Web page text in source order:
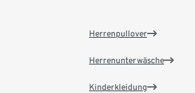
Herrenpullover
Herrenunterwäsche
Kinderkleidung